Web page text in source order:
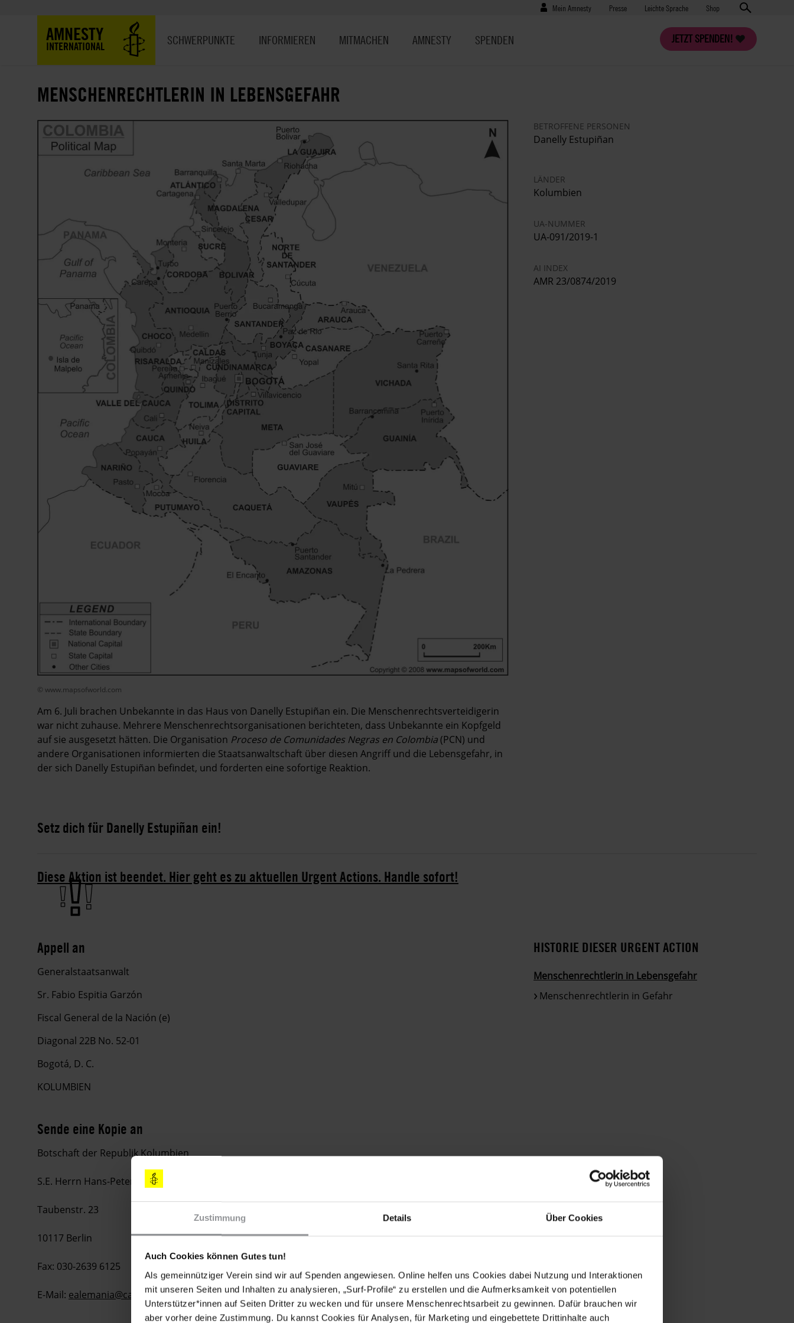
Zustimmung Details Über Cookies
Auch Cookies können Gutes tun!
Als gemeinnütziger Verein sind wir auf Spenden angewiesen. Online helfen uns Cookies dabei Nutzung und Interaktionen
mit unseren Seiten und Inhalten zu analysieren, „Surf-Profile“ zu erstellen und die Aufmerksamkeit von potentiellen
Unterstützer*innen auf Seiten Dritter zu wecken und für unsere Menschenrechtsarbeit zu gewinnen. Dafür brauchen wir
aber vorher deine Zustimmung. Du kannst Cookies für Analysen, für Marketing und eingebettete Drittinhalte auch
Benutzermenü
Mein Amnesty Presse
Presse Leichte Sprache Shop
AMNESTY
INTERNATIONAL
JETZT SPENDEN!
SCHWERPUNKTE INFORMIEREN MITMACHEN AMNESTY SPENDEN
MENSCHENRECHTLERIN IN LEBENSGEFAHR
© www.mapsofworld.com
Am 6. Juli brachen Unbekannte in das Haus von Danelly Estupiñan ein. Die Menschenrechtsverteidigerin
war nicht zuhause. Mehrere Menschenrechtsorganisationen berichteten, dass Unbekannte ein Kopfgeld
auf sie ausgesetzt hätten. Die Organisation Proceso de Comunidades Negras en Colombia (PCN) und
andere Organisationen informierten die Staatsanwaltschaft über diesen Angriff und die Lebensgefahr, in
der sich Danelly Estupiñan befindet, und forderten eine sofortige Reaktion.
BETROFFENE PERSONEN
Danelly Estupiñan
LÄNDER
Kolumbien
UA-NUMMER
UA-091/2019-1
AI INDEX
AMR 23/0874/2019
Setz dich für Danelly Estupiñan ein!
Diese Aktion ist beendet. Hier geht es zu aktuellen Urgent Actions. Handle sofort!
Appell an
Generalstaatsanwalt
Sr. Fabio Espitia Garzón
Fiscal General de la Nación (e)
Diagonal 22B No. 52-01
Bogotá, D. C.
KOLUMBIEN
Sende eine Kopie an
Botschaft der Republik Kolumbien
S.E. Herrn Hans-Peter Knudsen
Taubenstr. 23
10117 Berlin
Fax: 030-2639 6125
E-Mail: ealemania@cancilleria.gov.co
HISTORIE DIESER URGENT ACTION
Menschenrechtlerin in Lebensgefahr
Menschenrechtlerin in Gefahr